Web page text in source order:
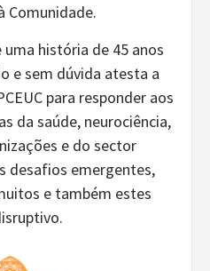
Comunidade.
uma história de 45 anos
e sem dúvida atesta a
para responder aos
da saúde, neurociência,
e do sector
desafios emergentes,
e também estes